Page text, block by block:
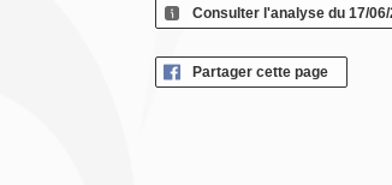
Consulter l'analyse du 17/
Partager cette page